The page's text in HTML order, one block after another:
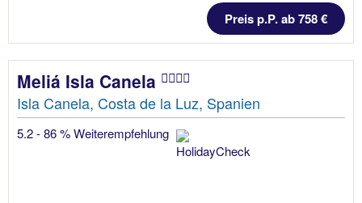
Preis p.P. ab 758 €
Meliá Isla Canela
Isla Canela, Costa de la Luz, Spanien
5.2 - 86 % Weiterempfehlung